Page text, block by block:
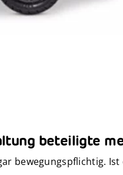
beteiligte
bewegungspflichtig.